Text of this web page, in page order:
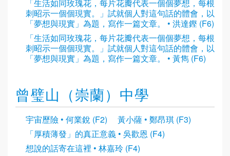
「生活如同玫瑰花，每片花瓣代表一個個夢想，每根
刺昭示一個個現實。」試就個人對這句話的體會，以
「夢想與現實」為題，寫作一篇文章。 • 洪達鏗 (F6)
「生活如同玫瑰花，每片花瓣代表一個個夢想，每根
刺昭示一個個現實。」試就個人對這句話的體會，以
「夢想與現實」為題，寫作一篇文章。 • 黃雋 (F6)
曾璧山（崇蘭）中學
宇宙歷險 • 何業銳 (F2)
黃小薩 • 鄭昂琪 (F3)
「厚積薄發」的真正意義 • 吳歡恩 (F4)
想說的話寄在這裡 • 林嘉玲 (F4)